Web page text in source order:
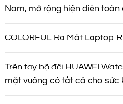
Nam, mở rộng hiện diện
COLORFUL Ra Mắt Laptop
Trên tay bộ đôi HUAWEI
mặt vuông có tất cả cho sức